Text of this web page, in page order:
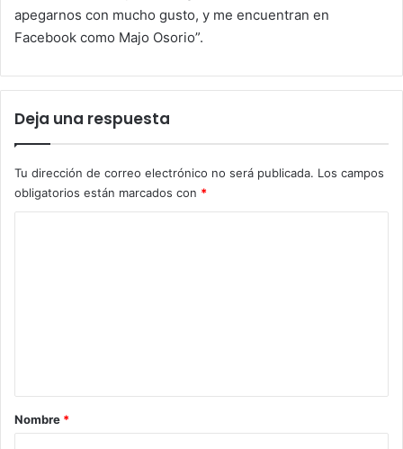
apegarnos con mucho gusto, y me encuentran en
Facebook como Majo Osorio”.
Deja una respuesta
Tu dirección de correo electrónico no será publicada. Los campos
obligatorios están marcados con *
rNombre *